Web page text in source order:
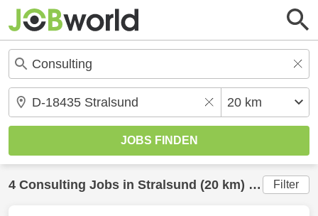
4 Consulting Jobs in Stralsund (20 km) gefunden Filter